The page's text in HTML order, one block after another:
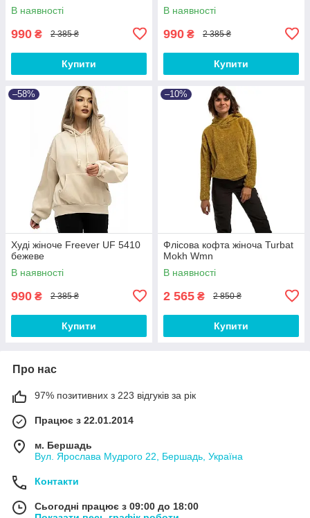
В наявності
990 ₴ 2 385 ₴
Купити
В наявності
990 ₴ 2 385 ₴
Купити
–58%
Худі жіноче Freever UF 5410
бежеве
В наявності
990 ₴ 2 385 ₴
Купити
–10%
Флісова кофта жіноча Turbat
Mokh Wmn
В наявності
2 565 ₴ 2 850 ₴
Купити
Про нас
97% позитивних з 223 відгуків за рік
Працює з 22.01.2014
м. Бершадь
Вул. Ярослава Мудрого 22, Бершадь, Україна
Контакти
Сьогодні працює з 09:00 до 18:00